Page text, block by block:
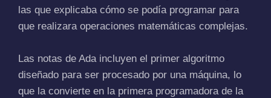
las que explicaba cómo se podía programar para
que realizara operaciones matemáticas complejas.
Las notas de Ada incluyen el primer algoritmo
diseñado para ser procesado por una máquina, lo
que la convierte en la primera programadora de la